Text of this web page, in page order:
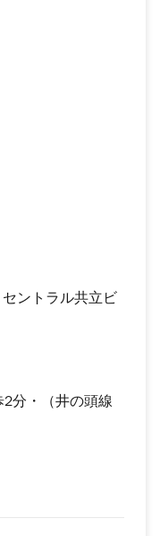
ントラル共立ビ
2分・（井の頭線